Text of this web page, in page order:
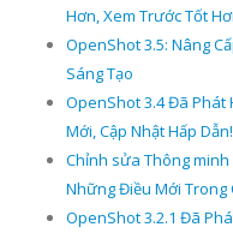
Hơn, Xem Trước Tốt
OpenShot 3.5: Nâng
Sáng Tạo
OpenShot 3.4 Đã Phát
Mới, Cập Nhật Hấp Dẫn!
Chỉnh sửa Thông
Những Điều Mới Trong
OpenShot 3.2.1 Đã